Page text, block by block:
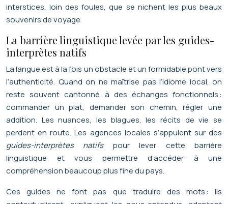
interstices, loin des foules, que se nichent les plus beaux
souvenirs de voyage.
La barrière linguistique levée par les guides-
interprètes natifs
La langue est à la fois un obstacle et un formidable pont vers
l’authenticité. Quand on ne maîtrise pas l’idiome local, on
reste souvent cantonné à des échanges fonctionnels :
commander un plat, demander son chemin, régler une
addition. Les nuances, les blagues, les récits de vie se
perdent en route. Les agences locales s’appuient sur des
guides-interprètes natifspour lever cette barrière
linguistique et vous permettre d’accéder à une
compréhension beaucoup plus fine du pays.
Ces guides ne font pas que traduire des mots : ils